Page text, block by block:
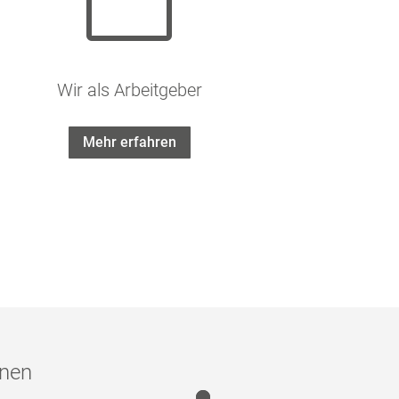
Wir als Arbeitgeber
Mehr erfahren